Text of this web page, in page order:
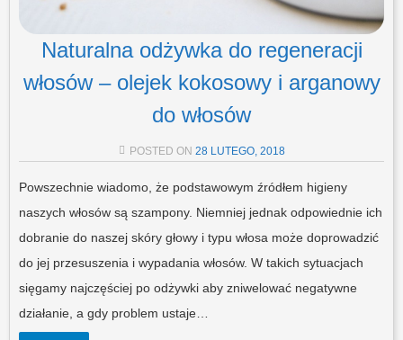
Naturalna odżywka do regeneracji
włosów – olejek kokosowy i arganowy
do włosów
POSTED ON 28 LUTEGO, 2018
Powszechnie wiadomo, że podstawowym źródłem higieny
naszych włosów są szampony. Niemniej jednak odpowiednie ich
dobranie do naszej skóry głowy i typu włosa może doprowadzić
do jej przesuszenia i wypadania włosów. W takich sytuacjach
sięgamy najczęściej po odżywki aby zniwelować negatywne
działanie, a gdy problem ustaje…